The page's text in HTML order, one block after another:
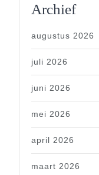
Archief
augustus 2026
juli 2026
juni 2026
mei 2026
april 2026
maart 2026